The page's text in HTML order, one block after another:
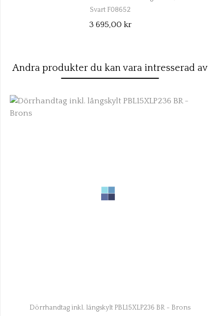
Svart F08652
3 695,00 kr
Andra produkter du kan vara intresserad av
Dörrhandtag inkl. långskylt PBL15XLP236 BR - Brons